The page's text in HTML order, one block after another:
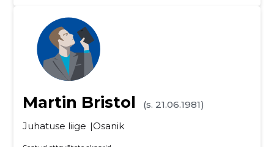
Martin Bristol
(s. 21.06.1981)
Juhatuse liige
Osanik